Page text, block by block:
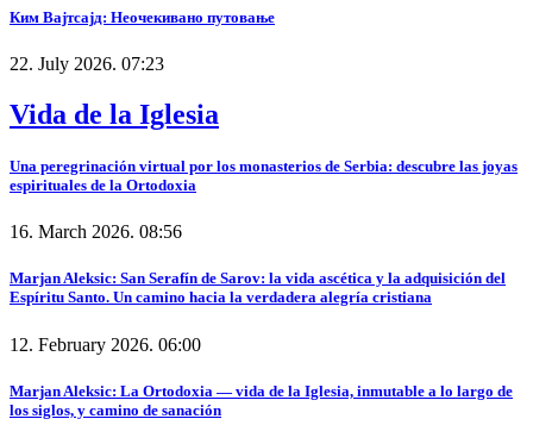
Ким Вајтсајд: Неочекивано путовање
22. July 2026. 07:23
Vida de la Iglesia
Una peregrinación virtual por los monasterios de Serbia: descubre las joyas
espirituales de la Ortodoxia
16. March 2026. 08:56
Marjan Aleksic: San Serafín de Sarov: la vida ascética y la adquisición del
Espíritu Santo. Un camino hacia la verdadera alegría cristiana
12. February 2026. 06:00
Marjan Aleksic: La Ortodoxia — vida de la Iglesia, inmutable a lo largo de
los siglos, y camino de sanación